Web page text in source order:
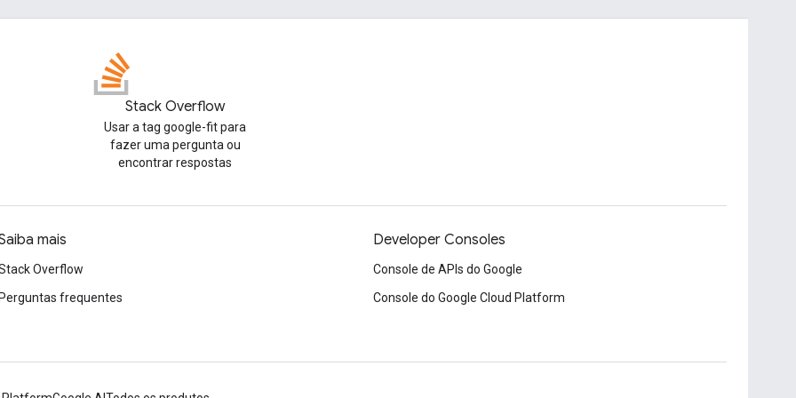
Stack Overflow
Usar a tag google-fit para
fazer uma pergunta ou
encontrar respostas
mais
Overflow
Perguntas frequentes
Developer Consoles
Console de APIs do Google
Console do Google Cloud Platform